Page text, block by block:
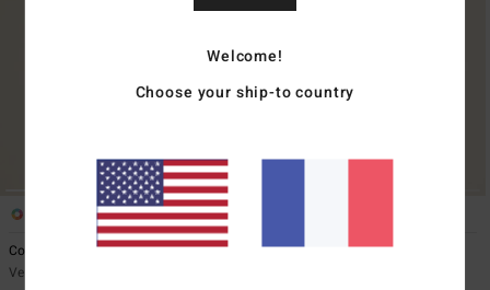
Cord In Love
Veste trucker Jaune Femme
Cord In Love
Welcome!
Choose your ship-to country